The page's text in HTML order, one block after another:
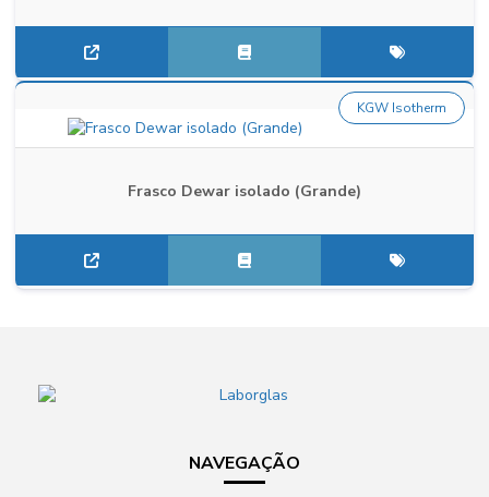
Frasco Dewar isolado (Grande)
KGW Isotherm
NAVEGAÇÃO